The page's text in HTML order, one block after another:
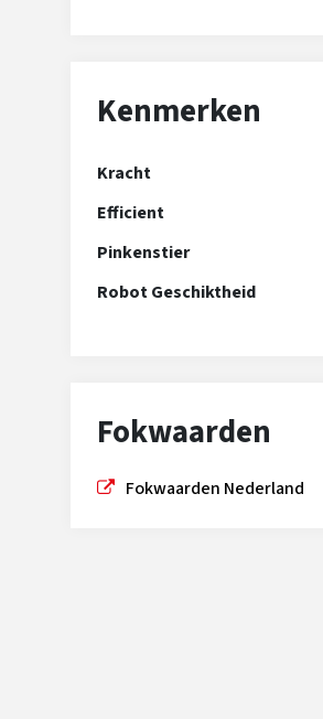
Kenmerken
Kracht
Efficient
Pinkenstier
Robot Geschiktheid
Fokwaarden
Fokwaarden Nederland